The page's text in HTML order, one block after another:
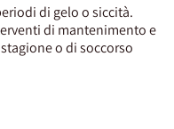
di gelo o siccità.
di mantenimento e
o di soccorso